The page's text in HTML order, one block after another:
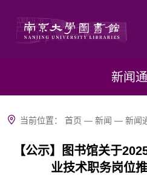
新闻
当前位置：首页 —新闻 —新闻
【公示】图书馆关于
业技术职务岗位